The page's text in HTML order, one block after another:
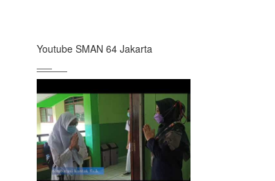
Youtube SMAN 64 Jakarta